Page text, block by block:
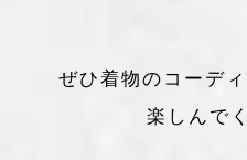
ぜひ着物のコーデ
楽しんで